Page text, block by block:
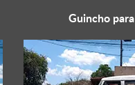
Guincho para